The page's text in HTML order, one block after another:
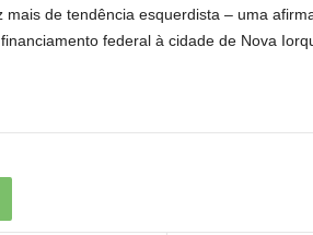
mais de tendência esquerdista – uma
federal à cidade de Nova